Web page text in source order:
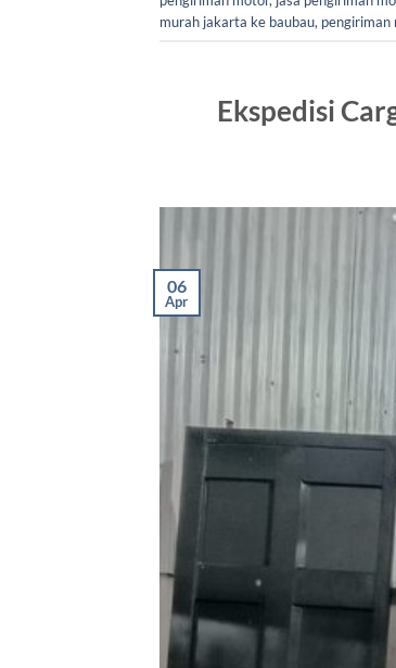
murah jakarta ke baubau, pengiriman
Ekspedisi
06
Apr